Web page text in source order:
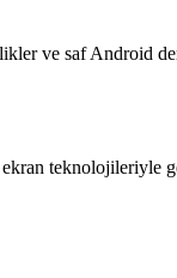
ve saf Android
teknolojileriyle